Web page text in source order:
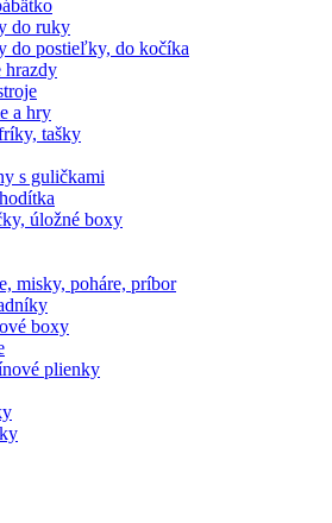
do ruky
do postieľky, do kočíka
hrazdy
a hry
tašky
s guličkami
úložné boxy
misky, poháre, príbor
boxy
plienky